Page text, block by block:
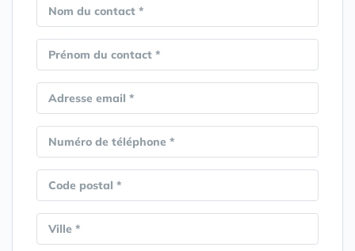
Nom du contact *
Prénom du contact *
Adresse email *
Numéro de téléphone *
Code postal *
Ville *